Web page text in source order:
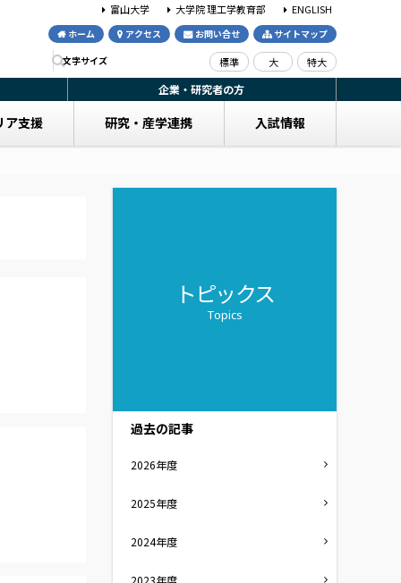
富山大学 大学院 理工学教育部 ENGLISH
ホーム アクセス お問い合せ
サイトマップ
文字サイズ
標準 大 特大
企業・研究者の方
ア支援 研究・産学連携 入試情報
トピックス
Topics
過去の記事
2026年度
2025年度
2024年度
2023年度